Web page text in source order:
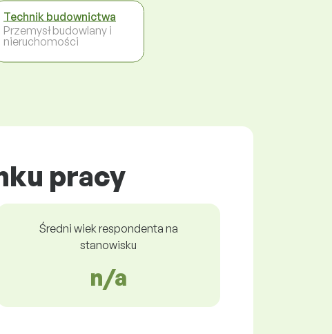
Technik budownictwa
Przemysł budowlany i
nieruchomości
pracy
Średni wiek respondenta na
stanowisku
n/a